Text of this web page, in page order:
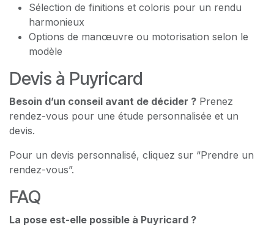
Sélection de finitions et coloris pour un rendu
harmonieux
Options de manœuvre ou motorisation selon le
modèle
Devis à Puyricard
Besoin d’un conseil avant de décider ? Prenez
rendez-vous pour une étude personnalisée et un
devis.
Pour un devis personnalisé, cliquez sur “Prendre un
rendez-vous”.
FAQ
La pose est-elle possible à Puyricard ?